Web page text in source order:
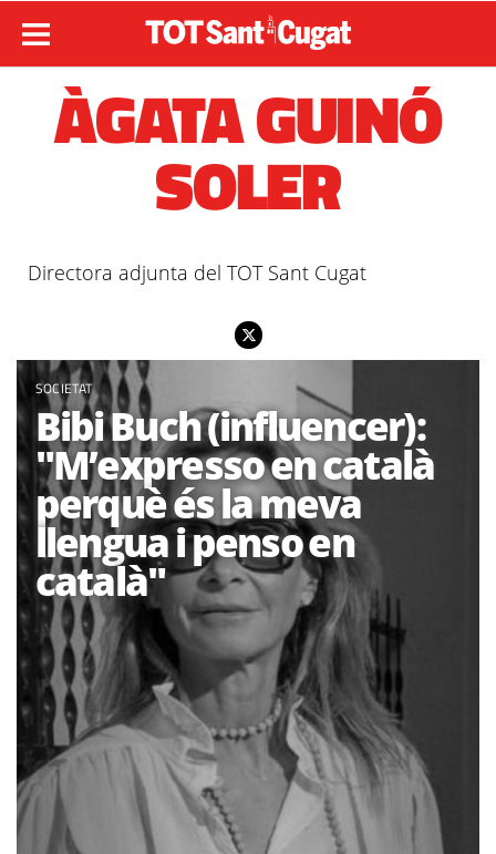
ÀGATA GUINÓ
SOLER
Directora adjunta del TOT Sant Cugat
SOCIETAT
Bibi Buch (influencer):
"M’expresso en català
perquè és la meva
llengua i penso en
català"